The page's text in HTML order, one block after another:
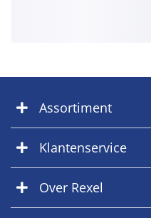
Assortiment
Klantenservice
Over Rexel